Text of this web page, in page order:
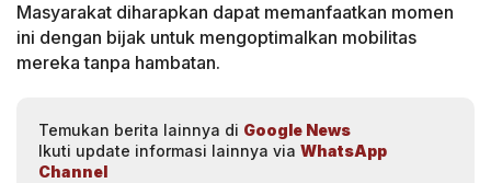
Masyarakat diharapkan dapat memanfaatkan momen
ini dengan bijak untuk mengoptimalkan mobilitas
mereka tanpa hambatan.
Temukan berita lainnya di Google News
Ikuti update informasi lainnya via WhatsApp
Channel